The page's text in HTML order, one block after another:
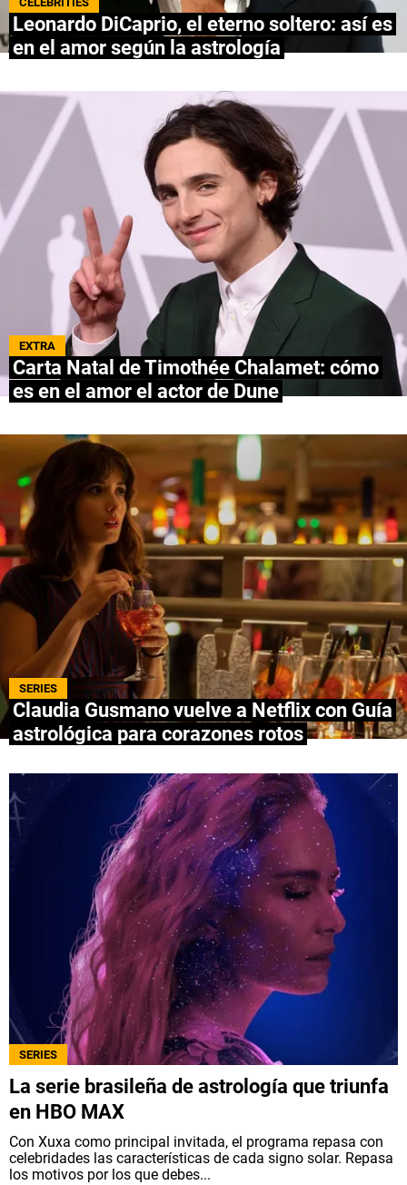
NETFLIX
APPLE TV+
MÚSICA
CELEBRITIES
PASATIEMPOS
INFLUENCERS
SPOILER US
QUIENES SOMOS | STAFF | CONTACTO
Escribe en Spoiler
Términos y Condiciones
Políticas de Privacidad
Política Editorial
Ad Choices
Bolavip, al igual que Futbol Sites, es una
compañía perteneciente a Better Collective.
Todos los derechos reservados.
Leonardo DiCaprio, el eterno soltero: así es
en el amor según la astrología
EXTRA
Carta Natal de Timothée Chalamet: cómo
es en el amor el actor de Dune
SERIES
Claudia Gusmano vuelve a Netflix con Guía
astrológica para corazones rotos
SERIES
La serie brasileña de astrología que triunfa
en HBO MAX
Con Xuxa como principal invitada, el programa repasa con
celebridades las características de cada signo solar. Repasa
los motivos por los que debes...